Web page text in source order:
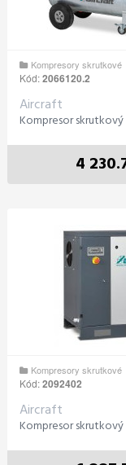
Kompresory skrutkové
Kód:2066120.2
Aircraft
4
Kompresory skrutkové
Kód:2092402
Aircraft